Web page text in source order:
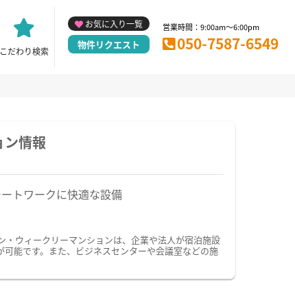
こだわり検索
お気に入り一覧
物件リクエスト
営業時間：9:00am～6:00pm
050-7587-6549
ン情報
トワークに快適な設備
ウィークリーマンションは、企業や法人が宿泊施設
能です。また、ビジネスセンターや会議室などの施